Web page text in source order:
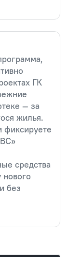
ГК
— за
жилья.
фиксируете
средства
нового
без